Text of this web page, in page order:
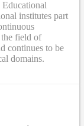
institutes part
the field of
continues to be
domains.